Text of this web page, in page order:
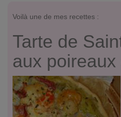
Voilà une de mes recettes :
Tarte de
aux